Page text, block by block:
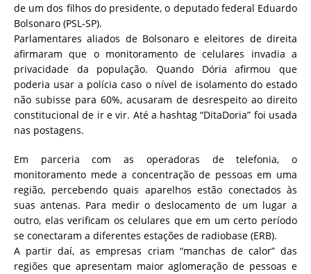
de um dos filhos do presidente, o deputado federal Eduardo
Bolsonaro (PSL-SP).
Parlamentares aliados de Bolsonaro e eleitores de direita
afirmaram que o monitoramento de celulares invadia a
privacidade da população. Quando Dória afirmou que
poderia usar a polícia caso o nível de isolamento do estado
não subisse para 60%, acusaram de desrespeito ao direito
constitucional de ir e vir. Até a hashtag “DitaDoria” foi usada
nas postagens.
Em parceria com as operadoras de telefonia, o
monitoramento mede a concentração de pessoas em uma
região, percebendo quais aparelhos estão conectados às
suas antenas. Para medir o deslocamento de um lugar a
outro, elas verificam os celulares que em um certo período
se conectaram a diferentes estações de radiobase (ERB).
A partir daí, as empresas criam “manchas de calor” das
regiões que apresentam maior aglomeração de pessoas e